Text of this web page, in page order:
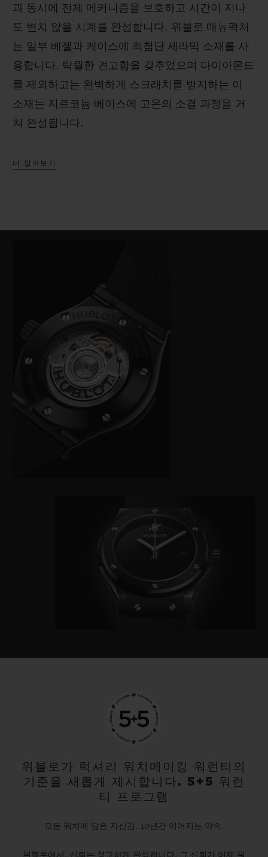
과 동시에 전체 메커니즘을 보호하고 시간이 지나
도 변치 않을 시계를 완성합니다. 위블로 매뉴팩처
는 일부 베젤과 케이스에 최첨단 세라믹 소재를 사
용합니다. 탁월한 견고함을 갖추었으며 다이아몬드
를 제외하고는 완벽하게 스크래치를 방지하는 이
소재는 지르코늄 베이스에 고온의 소결 과정을 거
쳐 완성됩니다.
더 알아보기
위블로가 럭셔리 워치메이킹 워런티의
기준을 새롭게 제시합니다. 5+5 워런
티 프로그램
모든 워치에 담은 자신감. 10년간 이어지는 약속.